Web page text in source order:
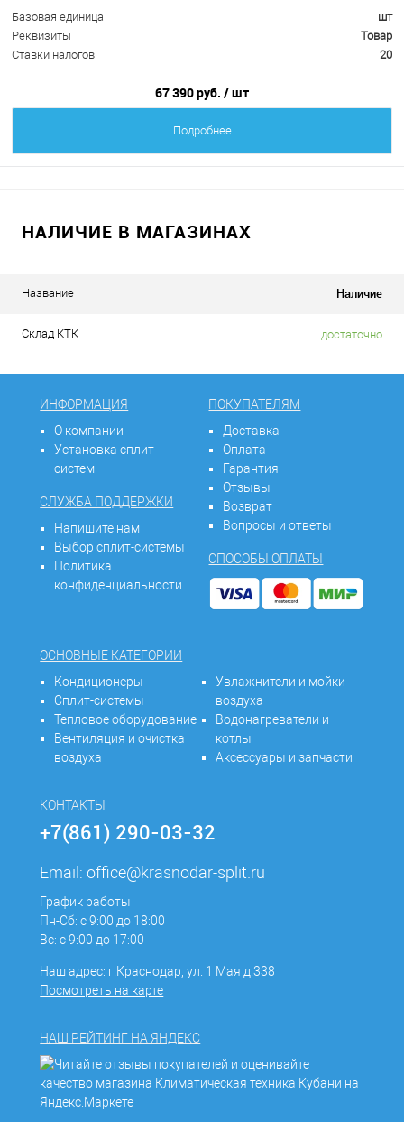
Базовая единица
шт
Реквизиты
Товар
Ставки налогов
20
67 390 руб. / шт
Подробнее
НАЛИЧИЕ В МАГАЗИНАХ
Название Наличие
Склад КТК достаточно
ИНФОРМАЦИЯ
О компании
Установка сплит-
систем
СЛУЖБА ПОДДЕРЖКИ
Напишите нам
Выбор сплит-системы
Политика
конфиденциальности
ПОКУПАТЕЛЯМ
Доставка
Оплата
Гарантия
Отзывы
Возврат
Вопросы и ответы
СПОСОБЫ ОПЛАТЫ
ОСНОВНЫЕ КАТЕГОРИИ
Кондиционеры
Сплит-системы
Тепловое оборудование
Вентиляция и очистка
воздуха
Увлажнители и мойки
воздуха
Водонагреватели и
котлы
Аксессуары и запчасти
КОНТАКТЫ
+7(861) 290-03-32
Email:office@krasnodar-split.ru
График работы
Пн-Сб: с 9:00 до 18:00
Вс: с 9:00 до 17:00
Наш адрес: г.Краснодар, ул. 1 Мая д.338
Посмотреть на карте
НАШ РЕЙТИНГ НА ЯНДЕКС